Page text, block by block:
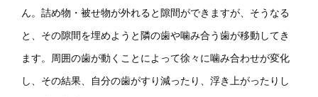
ん。詰め物・被せ物が外れると隙間ができますが、そうなる
と、その隙間を埋めようと隣の歯や噛み合う歯が移動してき
ます。周囲の歯が動くことによって徐々に噛み合わせが変化
し、その結果、自分の歯がすり減ったり、浮き上がったりし